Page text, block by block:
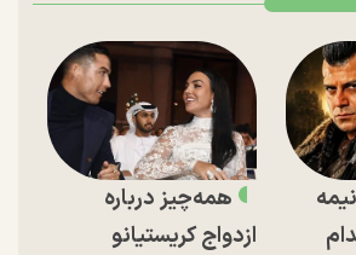
همه‌چیز درباره
ازدواج کریستیانو